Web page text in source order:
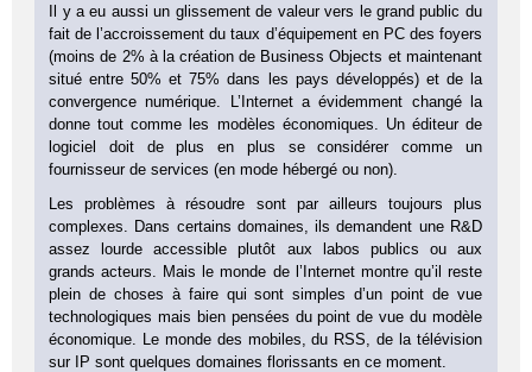
Il y a eu aussi un glissement de valeur vers le grand public du
fait de l’accroissement du taux d’équipement en PC des foyers
(moins de 2% à la création de Business Objects et maintenant
situé entre 50% et 75% dans les pays développés) et de la
convergence numérique. L’Internet a évidemment changé la
donne tout comme les modèles économiques. Un éditeur de
logiciel doit de plus en plus se considérer comme un
fournisseur de services (en mode hébergé ou non).
Les problèmes à résoudre sont par ailleurs toujours plus
complexes. Dans certains domaines, ils demandent une R&D
assez lourde accessible plutôt aux labos publics ou aux
grands acteurs. Mais le monde de l’Internet montre qu’il reste
plein de choses à faire qui sont simples d’un point de vue
technologiques mais bien pensées du point de vue du modèle
économique. Le monde des mobiles, du RSS, de la télévision
sur IP sont quelques domaines florissants en ce moment.